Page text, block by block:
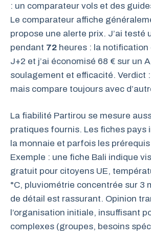
: un comparateur vols et des
Le comparateur affiche
propose une alerte prix. J’ai testé
pendant 72 heures : la
J+2 et j’ai économisé 68 € sur un
soulagement et efficacité. Verdict
mais compare toujours avec
La fiabilité Partirou se mesure
pratiques fournis. Les fiches pays
la monnaie et parfois les
Exemple : une fiche Bali indique
gratuit pour citoyens UE,
°C, pluviométrie concentrée sur 3
de détail est rassurant. Opinion
l’organisation initiale, insuffisant
complexes (groupes, besoins